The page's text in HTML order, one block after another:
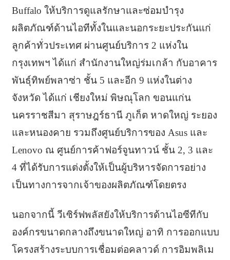
Buffalo ให้บริการดูแลรักษาและซ่อมบำรุง
ผลิตภัณฑ์ด้านไอทีทั้งในและนอกระยะประกันแก่
ลูกค้าทั่วประเทศ ผ่านศูนย์บริการ 2 แห่งใน
กรุงเทพฯ ได้แก่ สำนักงานใหญ่ร่มเกล้า กับอาคาร
พันธุ์ทิพย์พลาซ่า ชั้น 5 และอีก 9 แห่งในต่าง
จังหวัด ได้แก่ เชียงใหม่ พิษณุโลก ขอนแก่น
นครราชสีมา สุราษฎร์ธานี ภูเก็ต หาดใหญ่ ระยอง
และหนองคาย รวมถึงศูนย์บริการของ Asus และ
Lenovo ณ ศูนย์การค้าฟอร์จูนทาวน์ ชั้น 2, 3 และ
4 ที่ได้รับการแต่งตั้งให้เป็นผู้บริหารจัดการอย่าง
เป็นทางการจากเจ้าของผลิตภัณฑ์โดยตรง
นอกจากนี้ วีเซิร์ฟพลัสยังให้บริการด้านไอซีทีกับ
องค์กรขนาดกลางถึงขนาดใหญ่ อาทิ การออกแบบ
โครงสร้างระบบการเชื่อมต่อคลาวด์ การอิมพลิเม